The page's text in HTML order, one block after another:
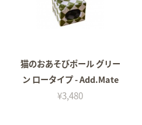
猫のおあそびポール グリー
ン ロータイプ - Add.Mate
¥3,480